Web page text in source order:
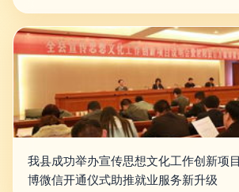
我县成功举办宣传思想文化工作创新项
博微信开通仪式助推就业服务新升级